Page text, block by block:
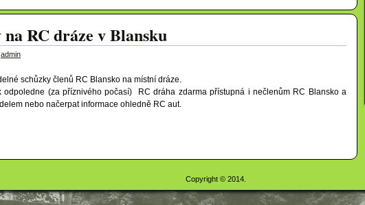
RC dráze v Blansku
admin
schůzky členů RC Blansko na místní dráze.
odpoledne (za příznivého počasí) RC dráha zdarma přístupná i nečlenům RC Blansko a
nebo načerpat informace ohledně RC aut.
Copyright © 2014.